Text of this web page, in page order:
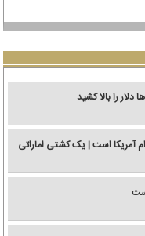
آمریکا است | یک کشتی اماراتی